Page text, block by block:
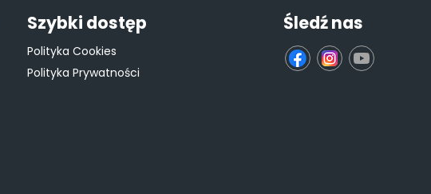
Szybki dostęp
Polityka Cookies
Polityka Prywatności
Śledź nas
fb ins yt